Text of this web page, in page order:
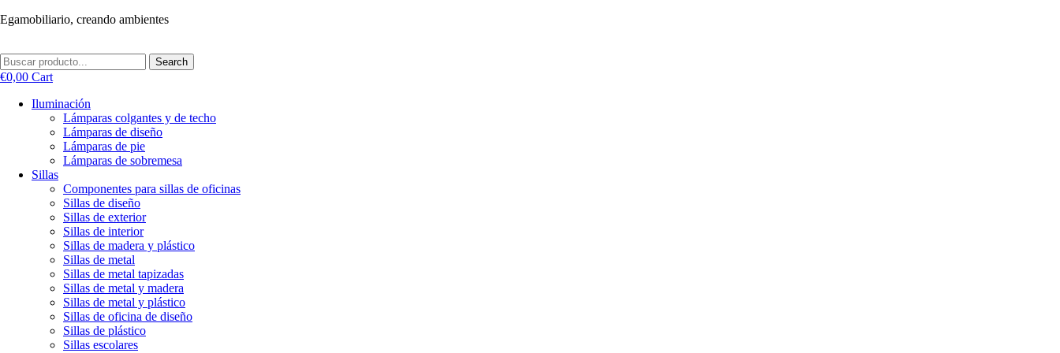
Ir
Egamobiliario, creando ambientes
Search
€0,00 Cart
Iluminación
Lámparas colgantes y de techo
Lámparas de diseño
Lámparas de pie
Lámparas de sobremesa
Sillas
Componentes para sillas de oficinas
Sillas de diseño
Sillas de exterior
Sillas de interior
Sillas de madera y plástico
Sillas de metal
Sillas de metal tapizadas
Sillas de metal y madera
Sillas de metal y plástico
Sillas de oficina de diseño
Sillas de plástico
Sillas escolares